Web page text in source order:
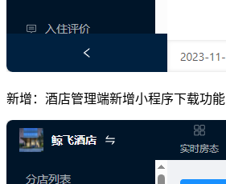
新增：酒店管理端新增小程序下载功能